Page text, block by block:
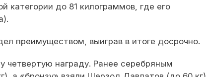
до 81 килограммов, где его
преимуществом, выиграв в итоге досрочно.
четвертую награду. Ранее серебряным